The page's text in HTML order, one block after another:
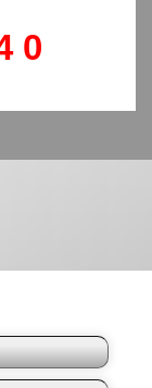
0